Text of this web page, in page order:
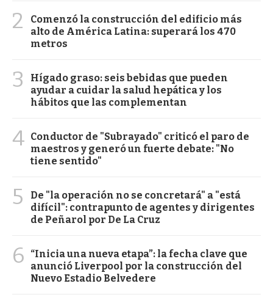
2
Comenzó la construcción del edificio más
alto de América Latina: superará los 470
metros
3
Hígado graso: seis bebidas que pueden
ayudar a cuidar la salud hepática y los
hábitos que las complementan
4 Conductor de "Subrayado" criticó el paro de
maestros y generó un fuerte debate: "No
tiene sentido"
5
De "la operación no se concretará" a "está
difícil": contrapunto de agentes y dirigentes
de Peñarol por De La Cruz
6
“Inicia una nueva etapa”: la fecha clave que
anunció Liverpool por la construcción del
Nuevo Estadio Belvedere